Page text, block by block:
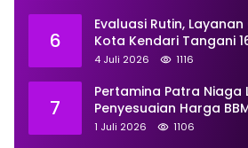
6
Evaluasi Rutin, Layanan
Kota Kendari Tangani
Juni
4 Juli 2026 1116
7
Pertamina Patra Niaga
Penyesuaian Harga
Juli 2026, Berikut
1 Juli 2026 1106